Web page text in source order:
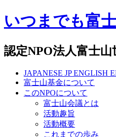
いつまでも富
認定NPO法人富士
JAPANESE JP ENGLISH
富士山基金について
このNPOについて
富士山会議とは
活動趣旨
活動概要
これまでの歩み